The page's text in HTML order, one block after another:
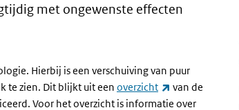
met ongewenste effecten
Hierbij is een verschuiving van puur
te zien. Dit blijkt uit een overzicht (externe link)
van de
Voor het overzicht is informatie over